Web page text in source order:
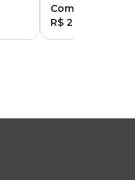
Comprar:
R$ 220.000